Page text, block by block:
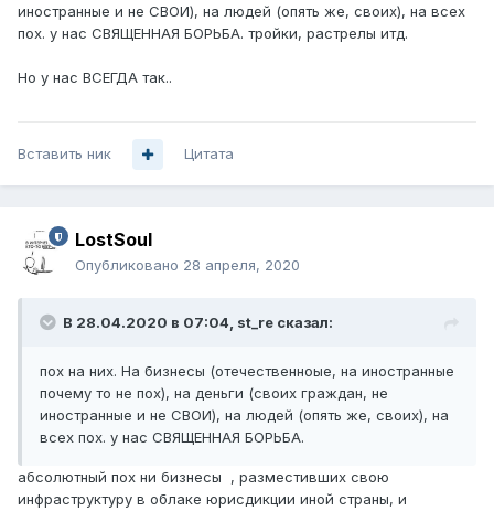
иностранные и не СВОИ), на людей (опять же, своих), на всех
пох. у нас СВЯЩЕННАЯ БОРЬБА. тройки, растрелы итд.
Но у нас ВСЕГДА так..
Вставить ник Цитата
LostSoul
Опубликовано 28 апреля, 2020
В 28.04.2020 в 07:04, st_re сказал:
пох на них. На бизнесы (отечественноые, на иностранные
почему то не пох), на деньги (своих граждан, не
иностранные и не СВОИ), на людей (опять же, своих), на
всех пох. у нас СВЯЩЕННАЯ БОРЬБА.
абсолютный пох ни бизнесы , разместивших свою
инфраструктуру в облаке юрисдикции иной страны, и